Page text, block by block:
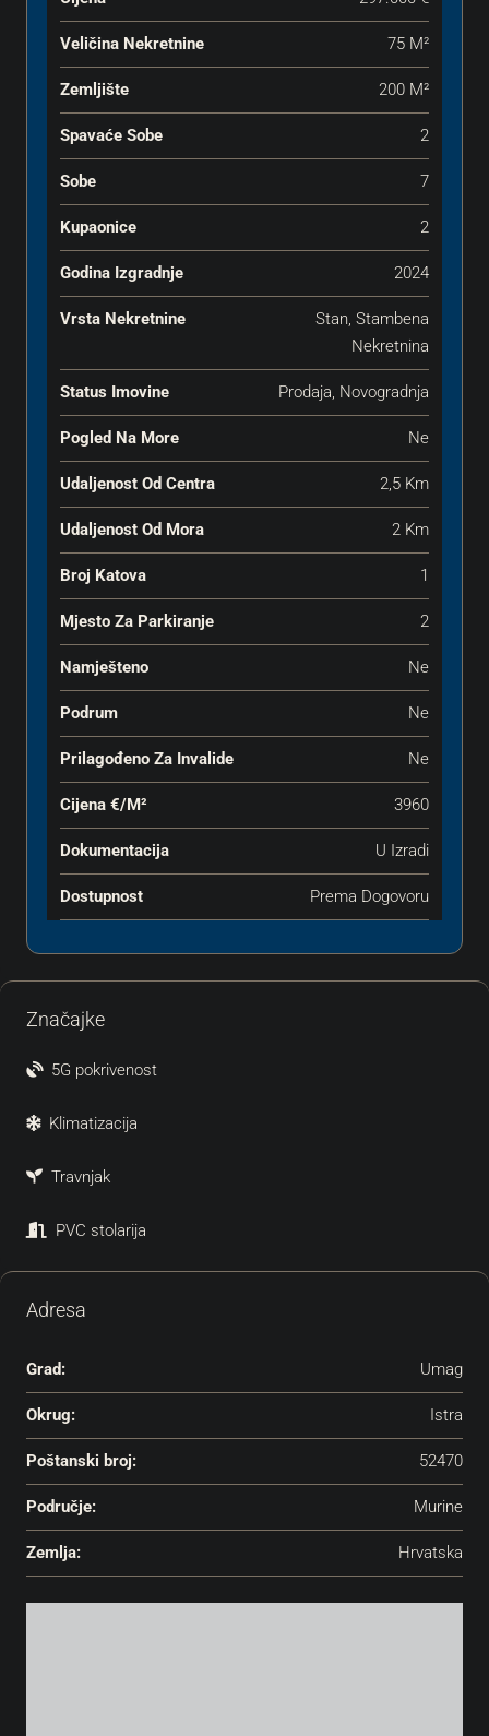
Veličina Nekretnine 75 M²
Zemljište 200 M²
Spavaće Sobe 2
Sobe 7
Kupaonice 2
Godina Izgradnje 2024
Vrsta Nekretnine
Stan, Stambena
Nekretnina
Status Imovine Prodaja, Novogradnja
Pogled Na More Ne
Udaljenost Od Centra 2,5 Km
Udaljenost Od Mora 2 Km
Broj Katova 1
Mjesto Za Parkiranje 2
Namješteno Ne
Podrum Ne
Prilagođeno Za Invalide Ne
Cijena €‎/m² 3960
Dokumentacija U Izradi
Dostupnost Prema Dogovoru
Značajke
5G pokrivenost
Klimatizacija
Travnjak
PVC stolarija
Adresa
Grad: Umag
Okrug: Istra
Poštanski broj: 52470
Područje: Murine
Zemlja: Hrvatska